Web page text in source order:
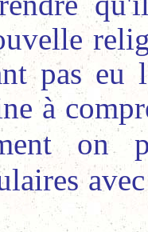
pas eu
à
on